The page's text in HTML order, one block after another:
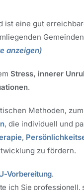
eine gut
anzeigen)
Stress, innerer
.
Methoden,
, die individuell und
,
zu fördern.
Vorbereitung.
ich Sie